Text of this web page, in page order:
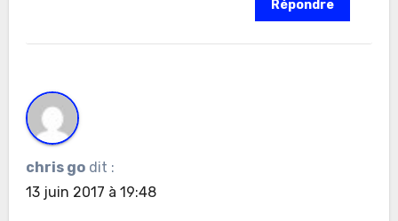
Répondre
chris go dit :
13 juin 2017 à 19:48